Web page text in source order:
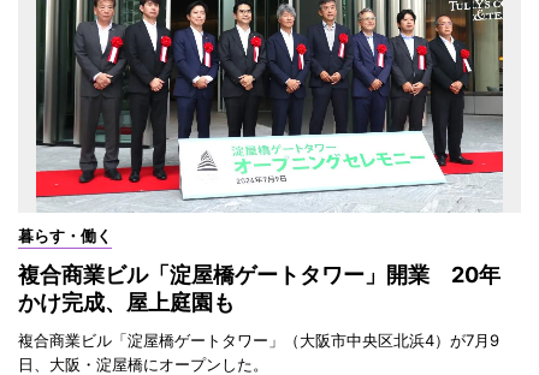
暮らす・働く
複合商業ビル「淀屋橋ゲートタワー」開業 20年
かけ完成、屋上庭園も
複合商業ビル「淀屋橋ゲートタワー」（大阪市中央区北浜4）が7月9
日、大阪・淀屋橋にオープンした。